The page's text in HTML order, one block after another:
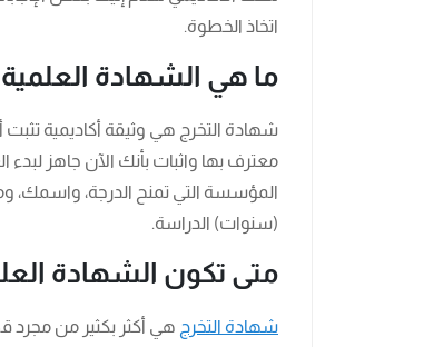
اتخاذ الخطوة.
ما هي الشهادة
شهادة التخرج هي وثيقة أكاديمية
معترف بها واثبات بأنك الآن جاهز
المؤسسة التي تمنح الدرجة، واسمك،
(سنوات) الدراسة.
متى تكون الشهادة
شهادة التخرج هي أكثر بكثير من مجرد